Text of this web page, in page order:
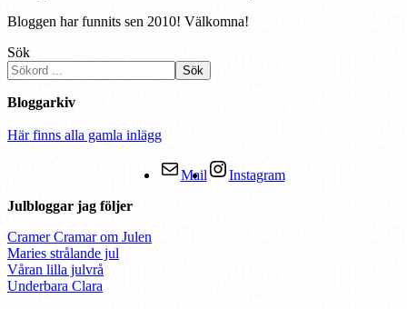
Bloggen har funnits sen 2010! Välkomna!
Sök
Sök
Bloggarkiv
Här finns alla gamla inlägg
Mail
Instagram
Julbloggar jag följer
Cramer Cramar om Julen
Maries strålande jul
Våran lilla julvrå
Underbara Clara